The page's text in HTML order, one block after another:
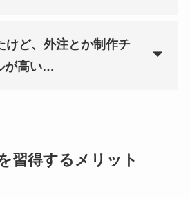
けど、外注とか制作チ
が高い…
習得するメリット